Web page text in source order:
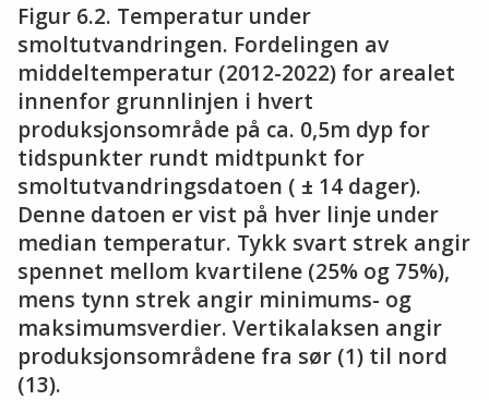
Figur 6.2. Temperatur under
smoltutvandringen. Fordelingen av
middeltemperatur (2012-2022) for arealet
innenfor grunnlinjen i hvert
produksjonsområde på ca. 0,5m dyp for
tidspunkter rundt midtpunkt for
smoltutvandringsdatoen ( ± 14 dager).
Denne datoen er vist på hver linje under
median temperatur. Tykk svart strek angir
spennet mellom kvartilene (25% og 75%),
mens tynn strek angir minimums- og
maksimumsverdier. Vertikalaksen angir
produksjonsområdene fra sør (1) til nord
(13).